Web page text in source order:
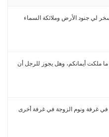
لي جنود الأرض وملائكة السماء
ملكت أيمانكم، وهل يجوز للرجل أن
في غرفة ونوم الزوجة في غرفة أخرى